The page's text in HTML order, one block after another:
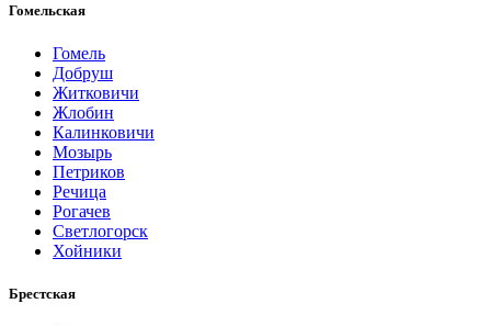
Гомельская
Гомель
Добруш
Житковичи
Жлобин
Калинковичи
Мозырь
Петриков
Речица
Рогачев
Светлогорск
Хойники
Брестская